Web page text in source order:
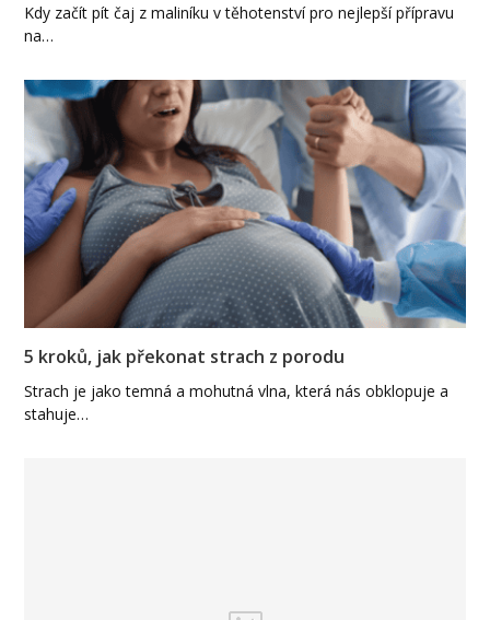
Kdy začít pít čaj z maliníku v těhotenství pro nejlepší přípravu
na…
5 kroků, jak překonat strach z porodu
Strach je jako temná a mohutná vlna, která nás obklopuje a
stahuje…